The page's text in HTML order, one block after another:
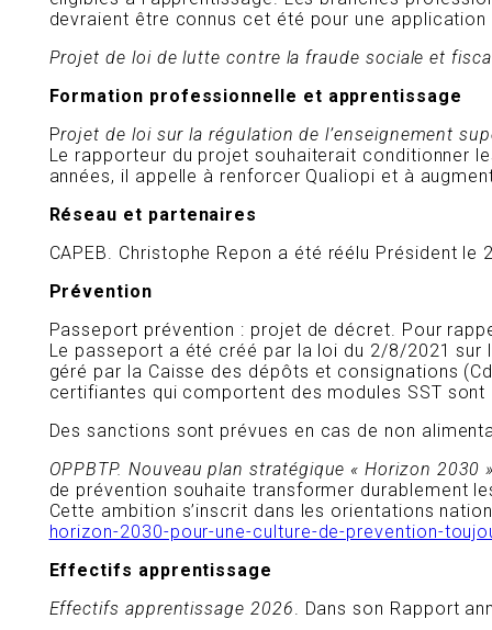
devraient être connus cet été pour une
Projet de loi de lutte contre la fraude sociale et
Formation professionnelle et apprentissage
Projet de loi sur la régulation de l’enseignement
Le rapporteur du projet souhaiterait conditionner
années, il appelle à renforcer Qualiopi et à
Réseau et partenaires
CAPEB. Christophe Repon a été réélu Président
Prévention
Passeport prévention : projet de décret. Pour
Le passeport a été créé par la loi du 2/8/2021
géré par la Caisse des dépôts et consignations
certifiantes qui comportent des modules SST
Des sanctions sont prévues en cas de non
OPPBTP. Nouveau plan stratégique « Horizon 2030
de prévention souhaite transformer durablement
Cette ambition s’inscrit dans les orientations
horizon-2030-pour-une-culture-de-prevention-
Effectifs apprentissage
Effectifs apprentissage 2026 . Dans son Rapport